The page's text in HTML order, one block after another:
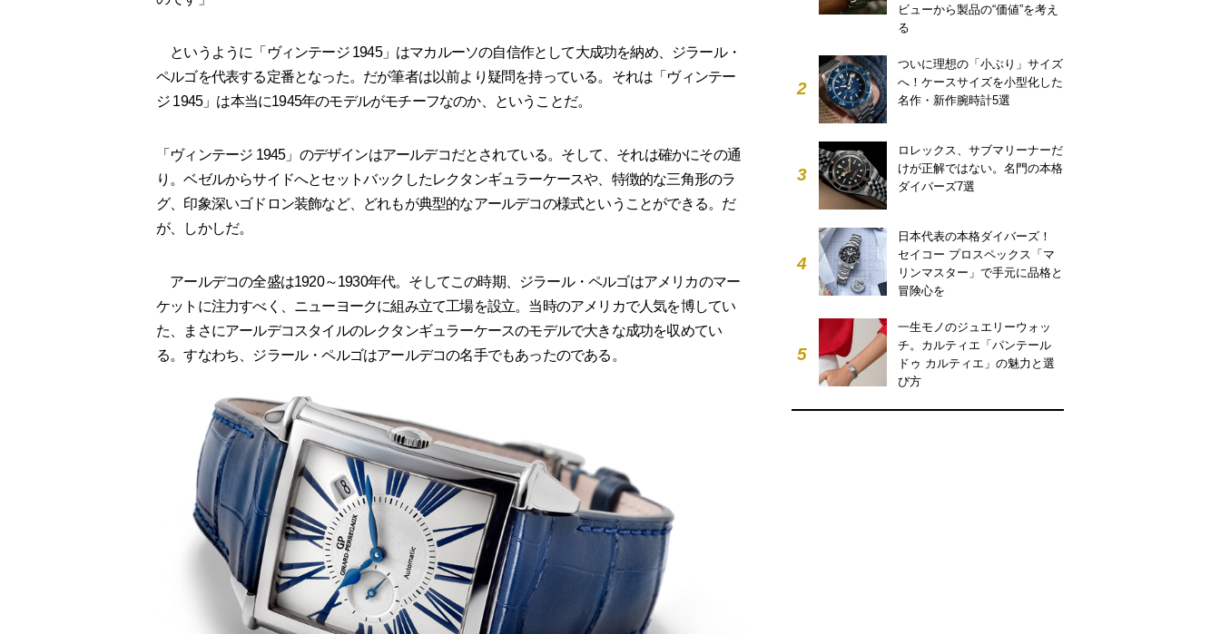
というように「ヴィンテージ 1945」はマカルーソの自信作として大成功を納め、ジラール・
ペルゴを代表する定番となった。だが筆者は以前より疑問を持っている。それは「ヴィンテー
ジ 1945」は本当に1945年のモデルがモチーフなのか、ということだ。
「ヴィンテージ 1945」のデザインはアールデコだとされている。そして、それは確かにその通
り。ベゼルからサイドへとセットバックしたレクタンギュラーケースや、特徴的な三角形のラ
グ、印象深いゴドロン装飾など、どれもが典型的なアールデコの様式ということができる。だ
が、しかしだ。
アールデコの全盛は1920～1930年代。そしてこの時期、ジラール・ペルゴはアメリカのマー
ケットに注力すべく、ニューヨークに組み立て工場を設立。当時のアメリカで人気を博してい
た、まさにアールデコスタイルのレクタンギュラーケースのモデルで大きな成功を収めてい
る。すなわち、ジラール・ペルゴはアールデコの名手でもあったのである。
ビューから製品の“価値”を考え
る
2
ついに理想の「小ぶり」サイズ
へ！ケースサイズを小型化した
名作・新作腕時計5選
3
ロレックス、サブマリーナーだ
けが正解ではない。名門の本格
ダイバーズ7選
4
日本代表の本格ダイバーズ！
セイコー プロスペックス「マ
リンマスター」で手元に品格と
冒険心を
5
一生モノのジュエリーウォッ
チ。カルティエ「パンテール
ドゥ カルティエ」の魅力と選
び方